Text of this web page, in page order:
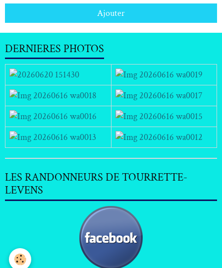
Ajouter
DERNIERES PHOTOS
LES RANDONNEURS DE TOURRETTE-
LEVENS